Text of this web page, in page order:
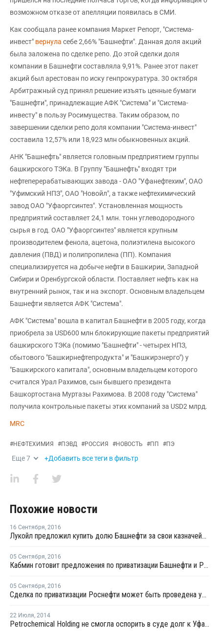
возможном отказе от апелляции появилась в СМИ.
Как сообщала ранее компания Маркет Репорт, "Система-
инвест" вернула себе 2,66% "Башнефти". Данная доля акций
была заложена по сделке репо. До этой сделки доля
компании в Башнефти составляла 9,91%. Ранее этот пакет
акций был арестован по иску генпрокуратура. 30 октября
Арбитражный суд принял решение изъять ценные бумаги
"Башнефти", принадлежащие АФК "Система" и "Система-
инвесту" в пользу Росимущества. Таким образом, по
завершении сделки репо доля компании "Система-инвест"
составила 12,57% или 18,923 млн обыкновенных акций.
АНК "Башнефть" является головным предприятием группы
башкирского ТЭКа. В Группу "Башнефть" входят три
нефтеперерабатывающих завода - ОАО "Уфанефтехим", ОАО
"Уфимский НПЗ", ОАО "Новойл", а также нефтехимический
завод ОАО "Уфаоргсинтез". Установленная мощность
предприятий составляет 24,1 млн. тонн углеводородного
сырья в год. ОАО "Уфаоргсинтез" является крупным
производителем фенола, ацетона, полиэтилена высокого
давления (ПВД) и полипропилена (ПП). Компания
специализируется на добыче нефти в Башкирии, Западной
Сибири и Оренбургской области. Поставляет нефть как на
внутренний рынок, так и на экспорт. Основным владельцем
Башнефти является АФК "Система".
АФК "Система" вошла в капитал Башнефти в 2005 году, когда
приобрела за USD600 млн блокирующие пакеты предприятий
башкирского ТЭКа (помимо "Башнефти" - четырех НПЗ,
сбытового "Башкирнефтепродукта" и "Башкирэнерго") у
"Башкирского капитала", основным владельцем которого
считался Урал Рахимов, сын бывшего президента
Башкортостана Муртазы Рахимова. В 2008 году "Система"
получила контрольные пакеты этих компаний за USD2 млрд.
MRC
#НЕФТЕХИМИЯ #ПЭВД #РОССИЯ #НОВОСТЬ #ПП #ПЭ
Еще7 +Добавить все теги в фильтр
Похожие новости
16 Сентября, 2016
Лукойл предложил купить долю Башнефти за свои казначейские акции
05 Сентября, 2016
Кабмин готовит предложения по приватизации Башнефти и Роснефти
05 Сентября, 2016
Сделка по приватизации Роснефти может быть проведена уже начиная с октября
22 Июля, 2014
Petrochemical Holding не смогла оспорить в суде долг к Уфаоргсинтезу в USD1,1 млн